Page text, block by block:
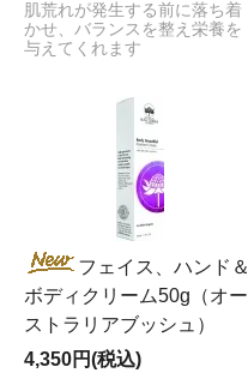
肌荒れが発生する前に落ち着
かせ、バランスを整え栄養を
与えてくれます
フェイス、ハンド＆
ボディクリーム50g（オー
ストラリアブッシュ）
4,350円(税込)